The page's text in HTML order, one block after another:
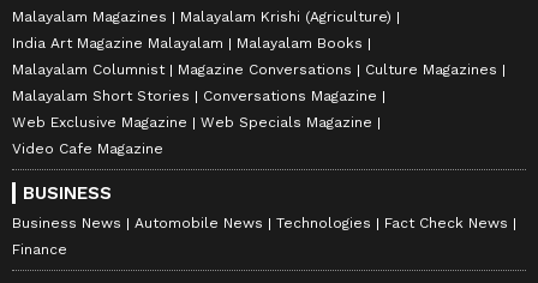
Malayalam Magazines
Malayalam Krishi (Agriculture)
India Art Magazine Malayalam
Malayalam Books
Malayalam Columnist
Magazine Conversations
Culture Magazines
Malayalam Short Stories
Conversations Magazine
Web Exclusive Magazine
Web Specials Magazine
Video Cafe Magazine
BUSINESS
Business News Automobile News Technologies
Fact Check News
Finance